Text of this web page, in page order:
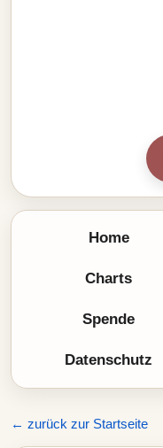
Home
Charts
Spende
Datenschutz
← zurück zur Startseite